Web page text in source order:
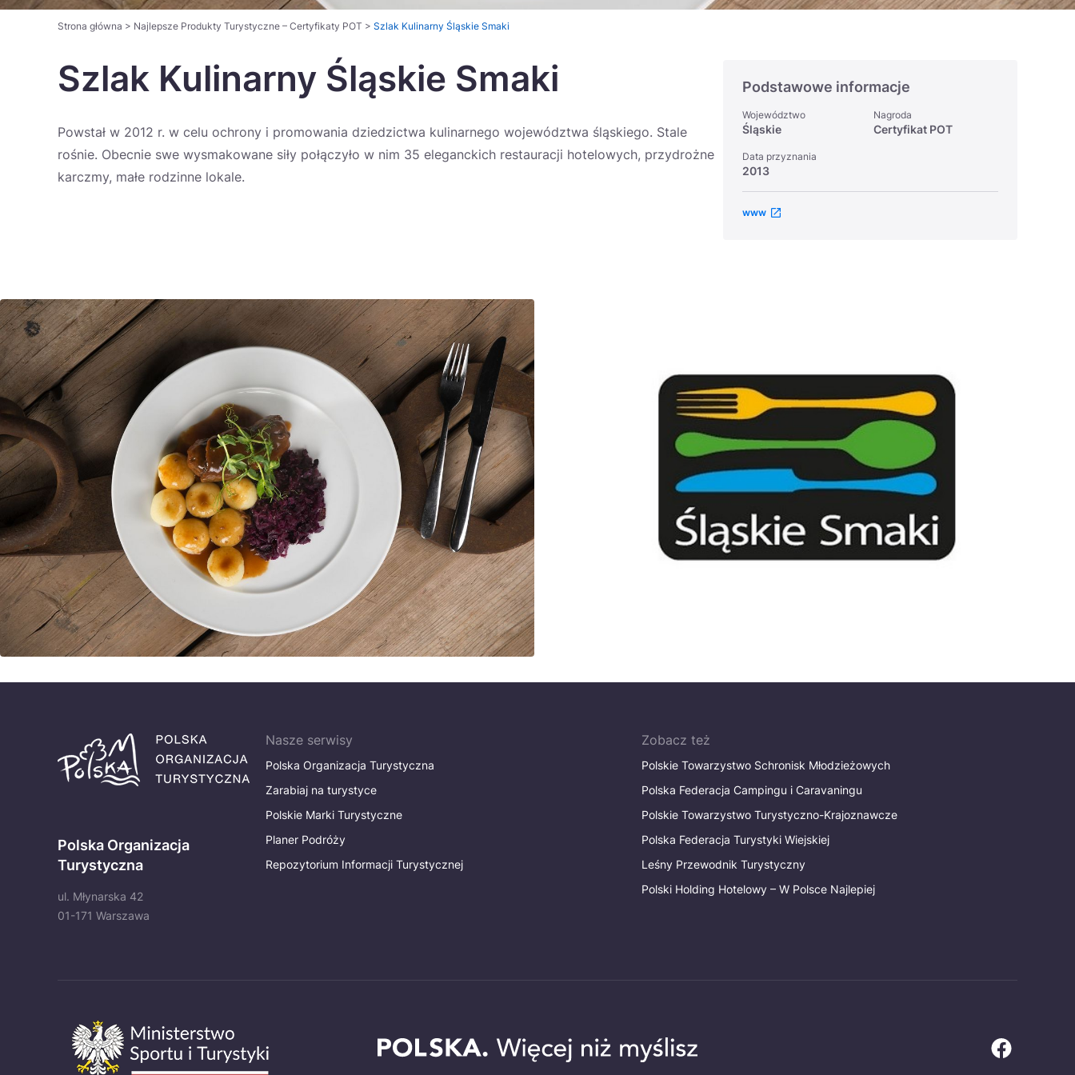
Strona główna > Najlepsze Produkty Turystyczne – Certyfikaty POT > Szlak Kulinarny Śląskie Smaki
Szlak Kulinarny Śląskie Smaki
Powstał w 2012 r. w celu ochrony i promowania dziedzictwa kulinarnego województwa śląskiego. Stale
rośnie. Obecnie swe wysmakowane siły połączyło w nim 35 eleganckich restauracji hotelowych, przydrożne
karczmy, małe rodzinne lokale.
Podstawowe informacje
Województwo
Śląskie
Nagroda
Certyfikat POT
Data przyznania
2013
www
Polska Organizacja
Turystyczna
ul. Młynarska 42
01-171 Warszawa
Nasze serwisy
Polska Organizacja Turystyczna
Zarabiaj na turystyce
Polskie Marki Turystyczne
Planer Podróży
Repozytorium Informacji Turystycznej
Zobacz też
Polskie Towarzystwo Schronisk Młodzieżowych
Polska Federacja Campingu i Caravaningu
Polskie Towarzystwo Turystyczno-Krajoznawcze
Polska Federacja Turystyki Wiejskiej
Leśny Przewodnik Turystyczny
Polski Holding Hotelowy – W Polsce Najlepiej